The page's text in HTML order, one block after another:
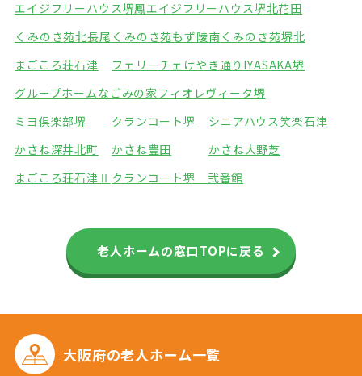
エイジフリーハウス堺鳳エイジフリーハウス堺北花田
くみのき苑北長尾 くみのき苑もず陵南 くみのき苑堺北
まごころ荘石津
フェリーチェけやき通り IYASAKA堺
グループホームなごみの家 フィオレヴィータ堺
ミヨ倶楽部堺
クランコート堺
シニアハウス笑楽石津
かさね深井北町
かさね豊田
かさね大野芝
まごころ荘石津Ⅱ クランコート堺 弐番館
老人ホームの窓口TOPに戻る
大阪府の老人ホーム一覧